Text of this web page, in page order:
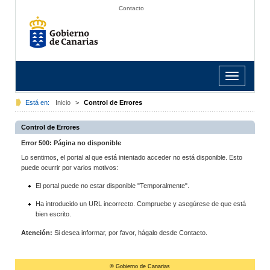
Contacto
Toggle
navigation
Está en: Inicio > Control de Errores
Control de Errores
Error 500: Página no disponible
Lo sentimos, el portal al que está intentado acceder no está disponible. Esto
puede ocurrir por varios motivos:
El portal puede no estar disponible "Temporalmente".
Ha introducido un URL incorrecto. Compruebe y asegúrese de que está
bien escrito.
Atención: Si desea informar, por favor, hágalo desde Contacto.
© Gobierno de Canarias